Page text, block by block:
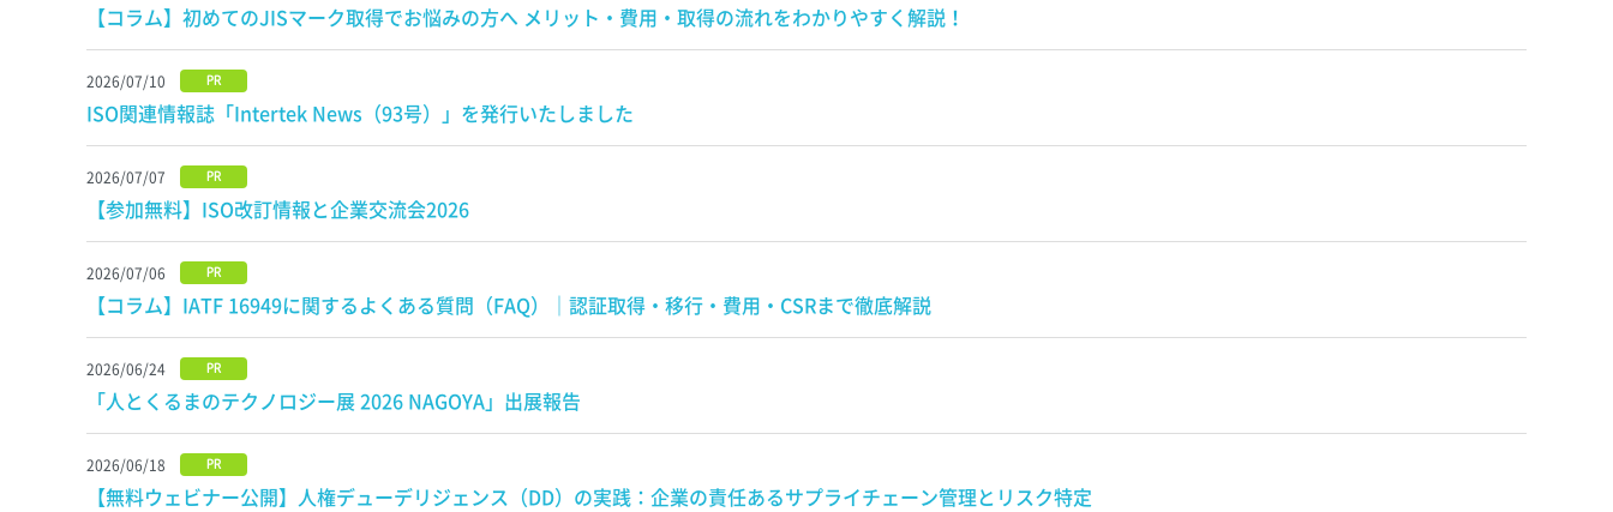
【コラム】初めてのJISマーク取得でお悩みの方へ メリット・費用・取得の流れをわかりやすく解説！
2026/07/10 PR
ISO関連情報誌「Intertek News（93号）」を発行いたしました
2026/07/07 PR
【参加無料】ISO改訂情報と企業交流会2026
2026/07/06 PR
【コラム】IATF 16949に関するよくある質問（FAQ）｜認証取得・移行・費用・CSRまで徹底解説
2026/06/24 PR
「人とくるまのテクノロジー展 2026 NAGOYA」出展報告
2026/06/18 PR
【無料ウェビナー公開】人権デューデリジェンス（DD）の実践：企業の責任あるサプライチェーン管理とリスク特定